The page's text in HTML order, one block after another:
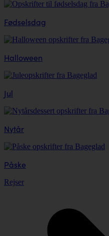
Fødselsdag
Halloween
Jul
Nytår
Påske
Rejser